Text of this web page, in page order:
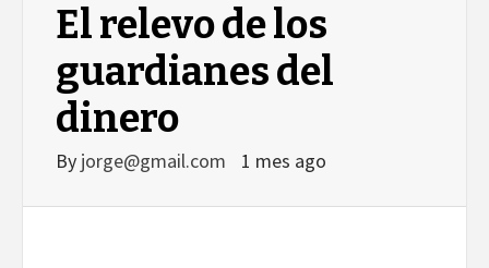
El relevo de los
guardianes del
dinero
By jorge@gmail.com 1 mes ago